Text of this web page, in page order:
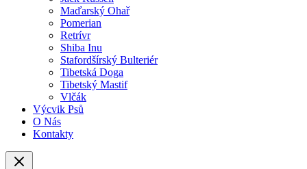
Maďarský Ohař
Pomerian
Retrívr
Shiba Inu
Stafordšírský Bulteriér
Tibetská Doga
Tibetský Mastif
Vlčák
Výcvik Psů
O Nás
Kontakty